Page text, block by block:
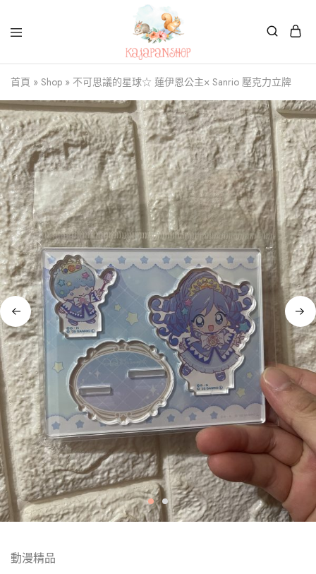
Kajapanshop
日
韓
百
貨
店
首頁 » Shop » 不可思議的星球☆ 蓮伊恩公主× Sanrio 壓克力立牌
動漫精品